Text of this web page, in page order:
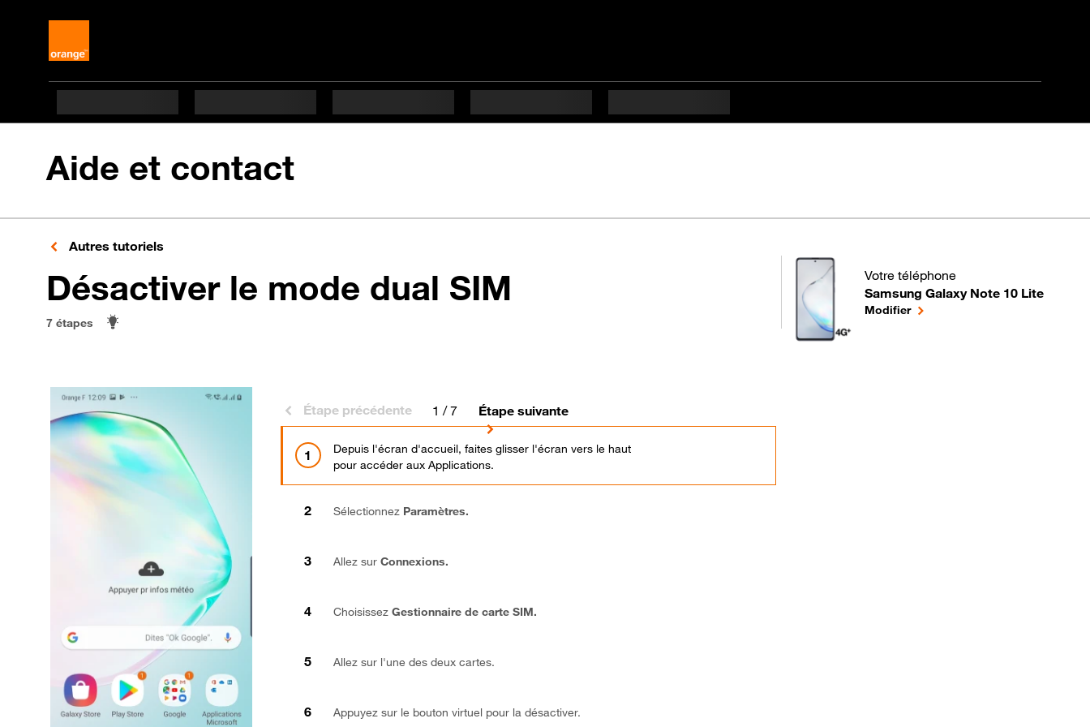
Aide et contact
Autres tutoriels
Désactiver le mode dual SIM en 7 étapes difficulté
7 étapes
Votre téléphone
Samsung Galaxy Note 10 Lite
pour votre Samsung Galaxy Note 10 Lite
Modifierle téléphone sélectionné
Étape précédente 1 / 7 Étape suivante
Depuis l'écran d'accueil, faites glisser l'écran vers le haut
pour accéder aux Applications.
SélectionnezParamètres.
Allez surConnexions.
Choisissez Gestionnaire de carte SIM.
Allez sur l'une des deux cartes.
Appuyez sur le bouton virtuel pour la désactiver.